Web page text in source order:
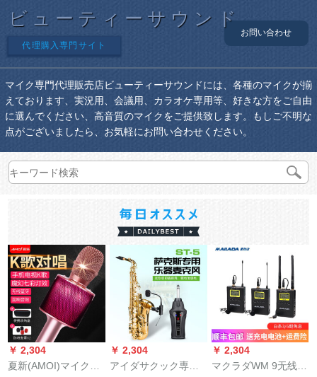
ビューティーサウンド
代理購入専門サイト
お問い合わせ
マイク専門代理販売店ビューティーサウンドには、各種のマイクが揃
えております、実況用、会議用、カラオケ専用等、好きな方をご自由
に選んでください、高音質のマイクをご提供致します。もしご不明な
点がございましたら、お気軽にお問い合わせください。
￥ 2,304
夏新(AMOI)マイク全
￥ 2,304
アイダサクック専门
￥ 2,304
マクラダWM 9无线リ